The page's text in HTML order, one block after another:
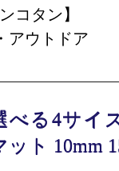
コタン】
アウトドア
べる4サイ
ット 10mm